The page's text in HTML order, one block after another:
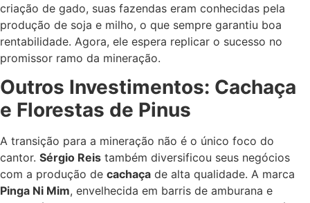
criação de gado, suas fazendas eram conhecidas pela
produção de soja e milho, o que sempre garantiu boa
rentabilidade. Agora, ele espera replicar o sucesso no
promissor ramo da mineração.
Outros Investimentos: Cachaça
e Florestas de Pinus
A transição para a mineração não é o único foco do
cantor. Sérgio Reis também diversificou seus negócios
com a produção de cachaça de alta qualidade. A marca
Pinga Ni Mim, envelhecida em barris de amburana e